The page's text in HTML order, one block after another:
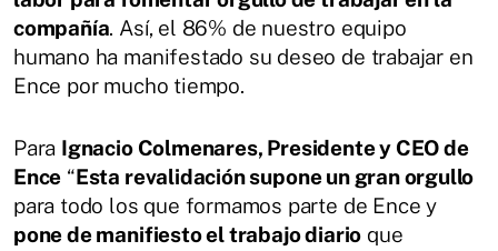
compañía. Así, el 86% de nuestro equipo
humano ha manifestado su deseo de trabajar en
Ence por mucho tiempo.
Para Ignacio Colmenares, Presidente y CEO de
Ence “Esta revalidación supone un gran orgullo
para todo los que formamos parte de Ence y
pone de manifiesto el trabajo diario que